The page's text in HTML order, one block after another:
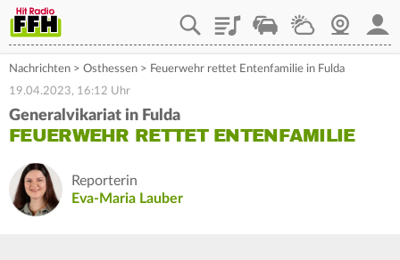
PlaylistStaupilotWetterWebcam
Nachrichten > Osthessen > Feuerwehr rettet Entenfamilie in Fulda
19.04.2023, 16:12 Uhr
Generalvikariat in Fulda
FEUERWEHR RETTET ENTENFAMILIE
Reporterin
Eva-Maria Lauber